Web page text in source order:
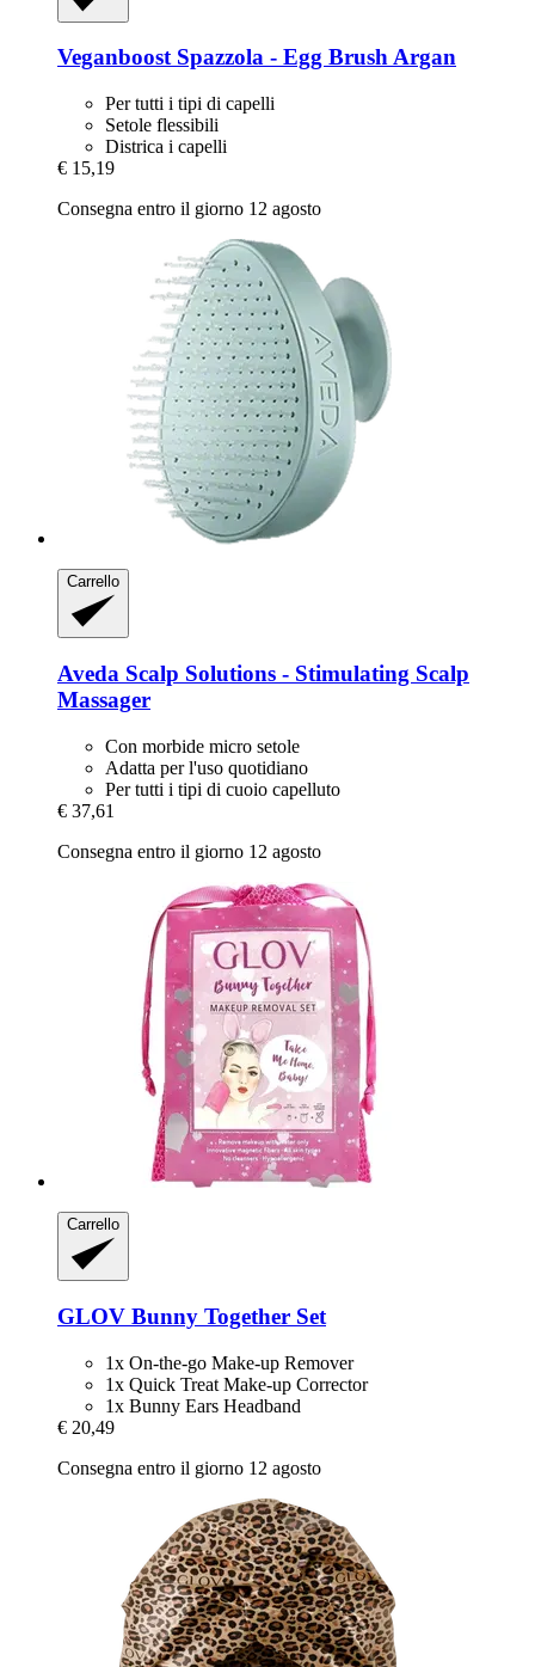
VeganboostSpazzola -​ Egg Brush Argan
Per tutti i tipi di capelli
Setole flessibili
Districa i capelli
€ 15,19
Consegna entro il giorno 12 agosto
Carrello
Aveda Scalp Solutions -​ Stimulating Scalp
Massager
Con morbide micro setole
Adatta per l'uso quotidiano
Per tutti i tipi di cuoio capelluto
€ 37,61
Consegna entro il giorno 12 agosto
Carrello
GLOV Bunny Together Set
1x On-the-go Make-up Remover
1x Quick Treat Make-up Corrector
1x Bunny Ears Headband
€ 20,49
Consegna entro il giorno 12 agosto